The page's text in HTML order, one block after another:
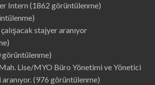
Intern (1862 görüntülenme)
stajyer aranıyor
Lise/MYO Büro Yönetimi ve Yönetici
(976 görüntülenme)